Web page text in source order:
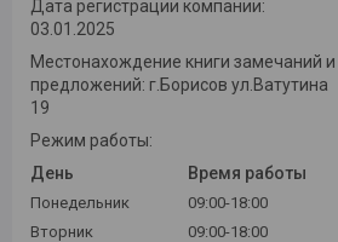
Дата регистрации компании:
03.01.2025
Местонахождение книги замечаний и
предложений: г.Борисов ул.Ватутина
19
Режим работы:
День
Время работы
Понедельник
09:00-18:00
Вторник
09:00-18:00